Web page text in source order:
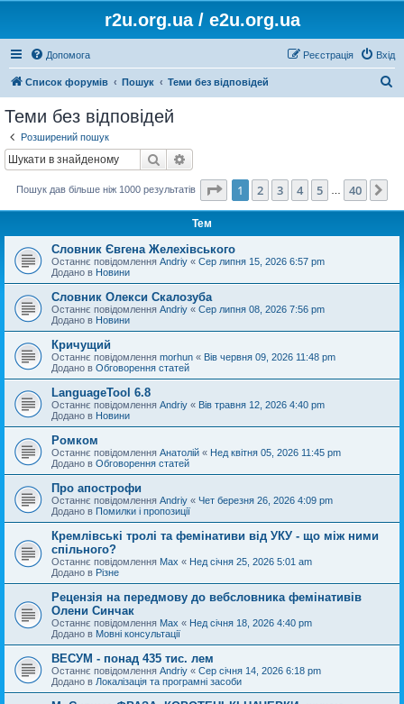
r2u.org.ua / e2u.org.ua
Допомога Вхід
Реєстрація
Список форумів Пошук Теми без відповідей
Теми без відповідей
Розширений пошук
Пошук
Пошук дав більше ніж 1000 результатів Сторінка 1 40
1 2 3 4 5 40
Тем
Словник Євгена Желехівського
Останнє повідомлення Andriy « Сер липня 15, 2026 6:57 pm
Додано в Новини
Словник Олекси Скалозуба
Останнє повідомлення Andriy « Сер липня 08, 2026 7:56 pm
Додано в Новини
Кричущий
Останнє повідомлення morhun « Вів червня 09, 2026 11:48 pm
Додано в Обговорення статей
LanguageTool 6.8
Останнє повідомлення Andriy « Вів травня 12, 2026 4:40 pm
Додано в Новини
Ромком
Останнє повідомлення Анатолій « Нед квітня 05, 2026 11:45 pm
Додано в Обговорення статей
Про апострофи
Останнє повідомлення Andriy « Чет березня 26, 2026 4:09 pm
Додано в Помилки і пропозиції
Кремлівські тролі та фемінативи від УКУ - що між ними
спільного?
Останнє повідомлення Max « Нед січня 25, 2026 5:01 am
Додано в Різне
Рецензія на передмову до вебсловника фемінативів
Олени Синчак
Останнє повідомлення Max « Нед січня 18, 2026 4:40 pm
Додано в Мовні консультації
ВЕСУМ - понад 435 тис. лем
Останнє повідомлення Andriy « Сер січня 14, 2026 6:18 pm
Додано в Локалізація та програмні засоби